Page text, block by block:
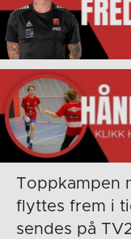
Toppkampen
flyttes frem i
sendes på